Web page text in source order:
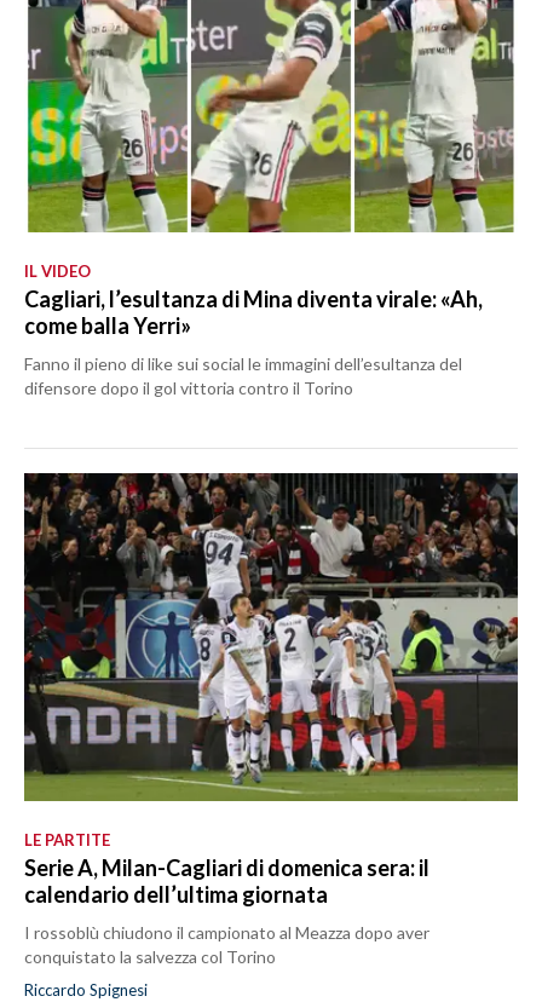
IL VIDEO
Cagliari, l’esultanza di Mina diventa virale: «Ah,
come balla Yerri»
Fanno il pieno di like sui social le immagini dell’esultanza del
difensore dopo il gol vittoria contro il Torino
LE PARTITE
Serie A, Milan-Cagliari di domenica sera: il
calendario dell’ultima giornata
I rossoblù chiudono il campionato al Meazza dopo aver
conquistato la salvezza col Torino
Riccardo Spignesi